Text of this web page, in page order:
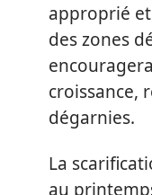
approprié
des zones
croissance,
dégarnies.
La
au